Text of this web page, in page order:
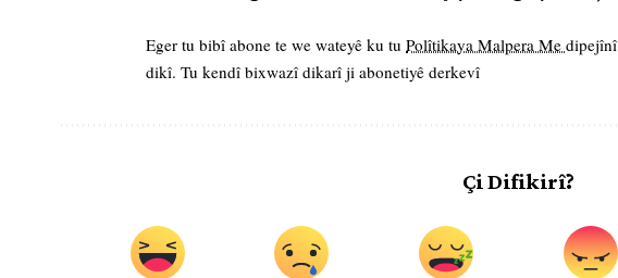
Eger tu bibî abone te we wateyê ku tu Polîtikaya Malpera Me
dikî. Tu kendî bixwazî dikarî ji abonetiyê derkevî
Çi Difikirî?